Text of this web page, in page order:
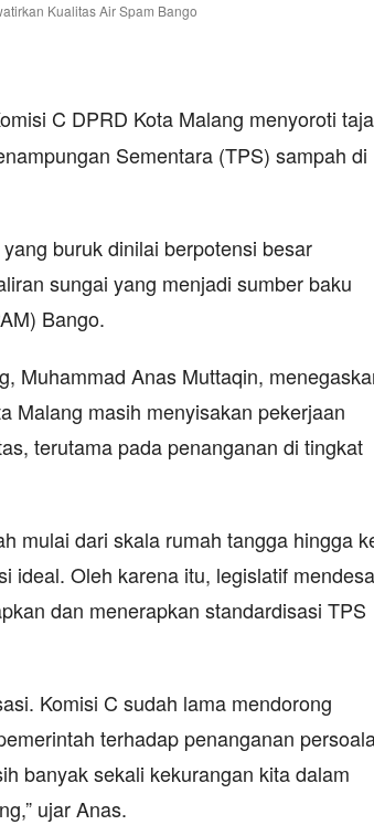
C DPRD Kota Malang menyoroti
Sementara (TPS) sampah di
buruk dinilai berpotensi besar
sungai yang menjadi sumber baku
Bango.
Muhammad Anas Muttaqin,
Malang masih menyisakan pekerjaan
terutama pada penanganan di tingkat
mulai dari skala rumah tangga hingga
ideal. Oleh karena itu, legislatif
dan menerapkan standardisasi TPS
Komisi C sudah lama mendorong
terhadap penanganan
banyak sekali kekurangan kita dalam
ujar Anas.